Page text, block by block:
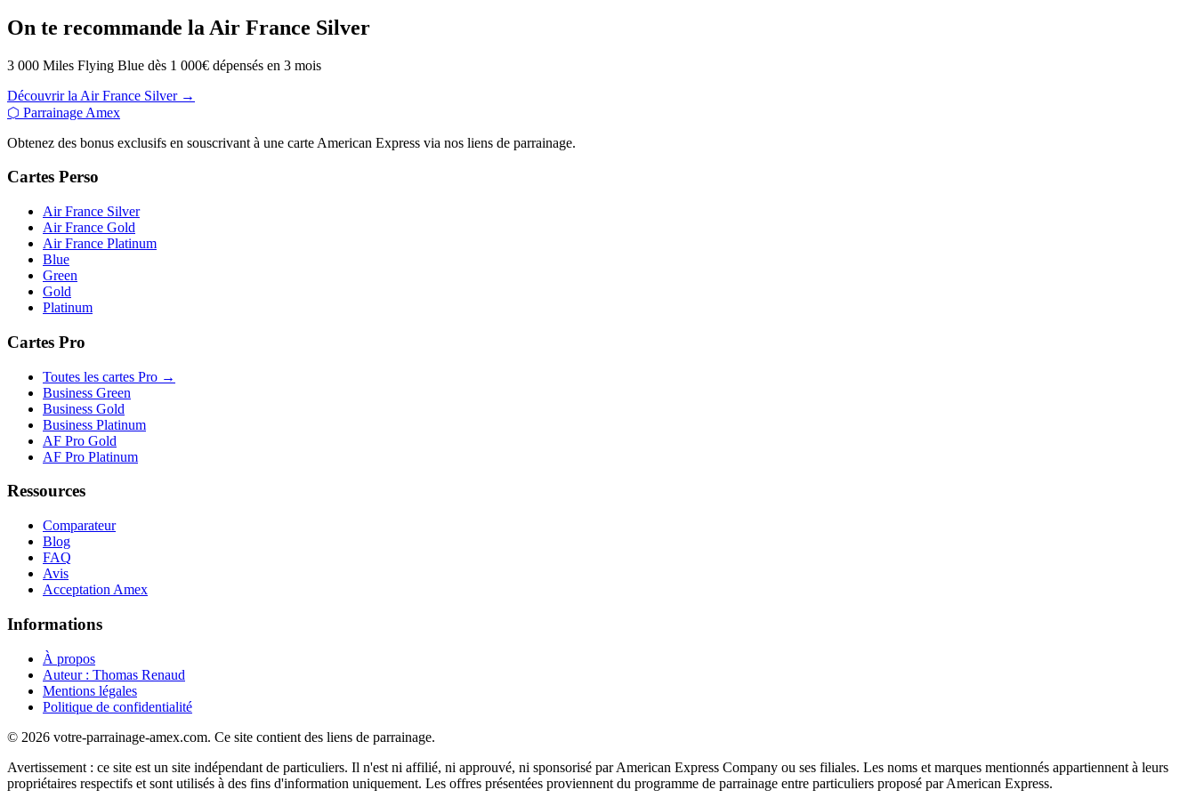
On te recommande la Air France Silver
3 000 Miles Flying Blue dès 1 000€ dépensés en 3 mois
Découvrir la Air France Silver →
⬡ Parrainage Amex
Obtenez des bonus exclusifs en souscrivant à une carte American Express via nos liens de parrainage.
Cartes Perso
Air France Silver
Air France Gold
Air France Platinum
Blue
Green
Gold
Platinum
Cartes Pro
Toutes les cartes Pro →
Business Green
Business Gold
Business Platinum
AF Pro Gold
AF Pro Platinum
Ressources
Comparateur
Blog
FAQ
Avis
Acceptation Amex
Informations
À propos
Auteur : Thomas Renaud
Mentions légales
Politique de confidentialité
© 2026 votre-parrainage-amex.com. Ce site contient des liens de parrainage.
Avertissement : ce site est un site indépendant de particuliers. Il n'est ni affilié, ni approuvé, ni sponsorisé par American Express Company ou ses filiales. Les noms et marques mentionnés appartiennent à leurs
propriétaires respectifs et sont utilisés à des fins d'information uniquement. Les offres présentées proviennent du programme de parrainage entre particuliers proposé par American Express.